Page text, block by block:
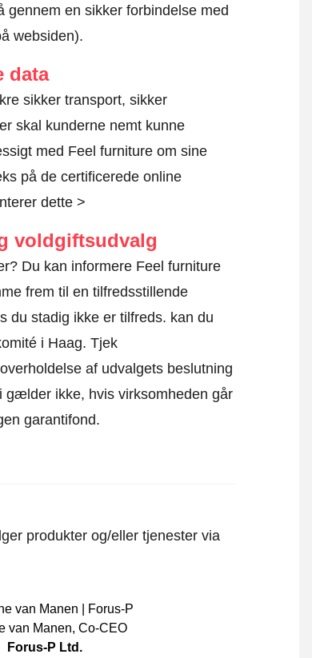
gennem en sikker forbindelse med
websiden).
data
sikker transport, sikker
skal kunderne nemt kunne
med Feel furniture om sine
på de certificerede online
dette >
voldgiftsudvalg
Du kan informere Feel furniture
frem til en tilfredsstillende
du stadig ikke er tilfreds. kan du
i Haag. Tjek
af udvalgets beslutning
gælder ikke, hvis virksomheden går
garantifond.
produkter og/eller tjenester via
van Manen, Co-CEO
Forus-P Ltd.